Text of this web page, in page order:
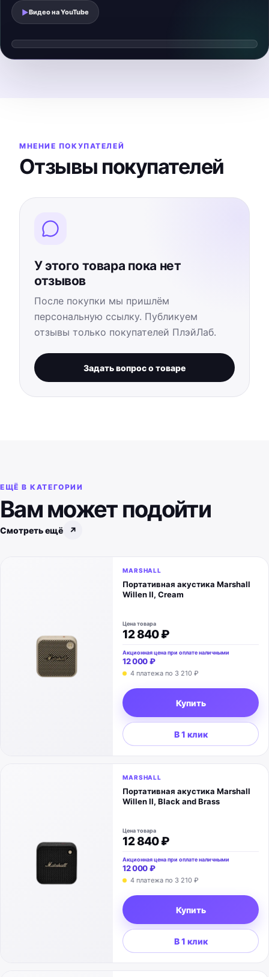
▶Видео наYouTube
Смотреть видеообзор
МНЕНИЕ ПОКУПАТЕЛЕЙ
Отзывы покупателей
У этого товара пока нет
отзывов
После покупки мы пришлём
персональную ссылку. Публикуем
отзывы только покупателей ПлэйЛаб.
Задать вопрос о товаре
ЕЩЁ В КАТЕГОРИИ
Вам может подойти
Смотреть ещё ↗
MARSHALL
Портативная акустика Marshall
Willen II, Cream
Цена товара
12 840 ₽
Акционная цена при оплате наличными
12 000 ₽
4 платежа по 3 210 ₽
Купить
В 1 клик
MARSHALL
Портативная акустика Marshall
Willen II, Black and Brass
Цена товара
12 840 ₽
Акционная цена при оплате наличными
12 000 ₽
4 платежа по 3 210 ₽
Купить
В 1 клик